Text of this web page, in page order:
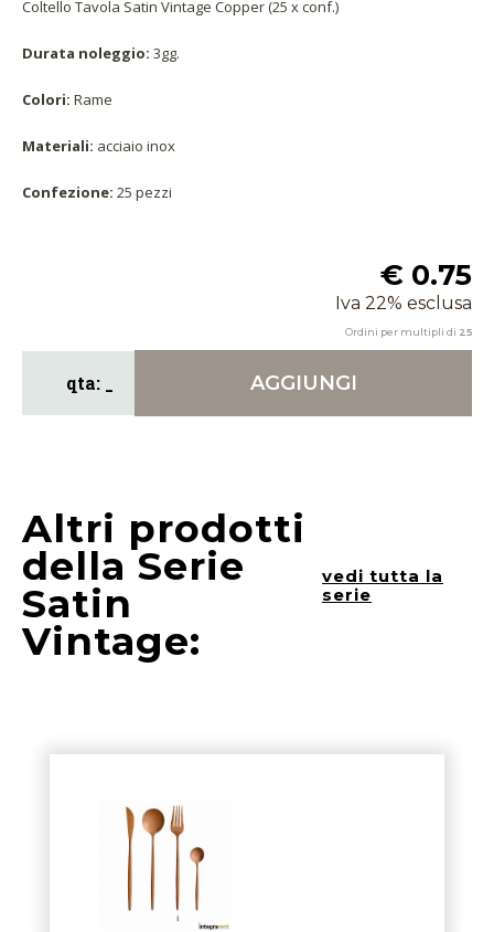
Coltello Tavola Satin Vintage Copper (25 x conf.)
Durata noleggio: 3gg.
Colori: Rame
Materiali: acciaio inox
Confezione: 25 pezzi
€ 0.75
Iva 22% esclusa
Ordini per multipli di 25
AGGIUNGI
Altri prodotti
della Serie
Satin
Vintage:
vedi tutta la
serie